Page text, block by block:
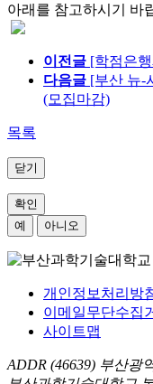
아래를 참고하시기 바
이전글 [학점은
다음글 [부산 뉴-
(모집마감)
목록
닫기
확인
예
아니오
개인정보처리방
이메일무단수집
사이트맵
ADDR (46639) 부산광